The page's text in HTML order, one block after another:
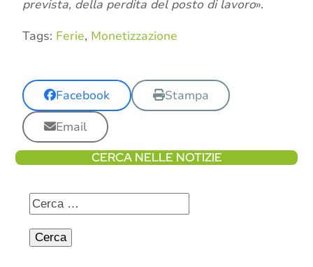
prevista, della perdita del posto di lavoro».
Tags: Ferie, Monetizzazione
Facebook
Stampa
Email
CERCA NELLE NOTIZIE